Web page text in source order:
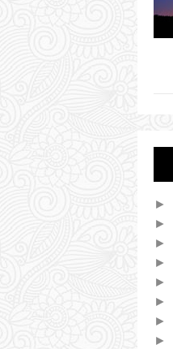
►
►
►
►
►
►
►
►